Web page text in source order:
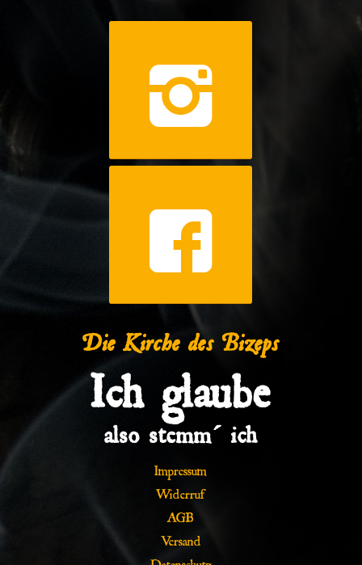
Die Kirche des Bizeps
Ich glaube
also stemm´ ich
Impressum
Widerruf
AGB
Versand
Datenschutz